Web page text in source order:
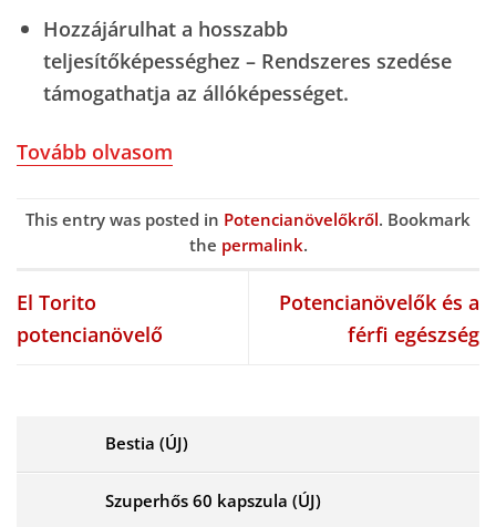
Hozzájárulhat a hosszabb
teljesítőképességhez – Rendszeres szedése
támogathatja az állóképességet.
Tovább olvasom
This entry was posted in Potencianövelőkről. Bookmark
the permalink.
El Torito
potencianövelő
Potencianövelők és a
férfi egészség
Bestia (ÚJ)
Szuperhős 60 kapszula (ÚJ)